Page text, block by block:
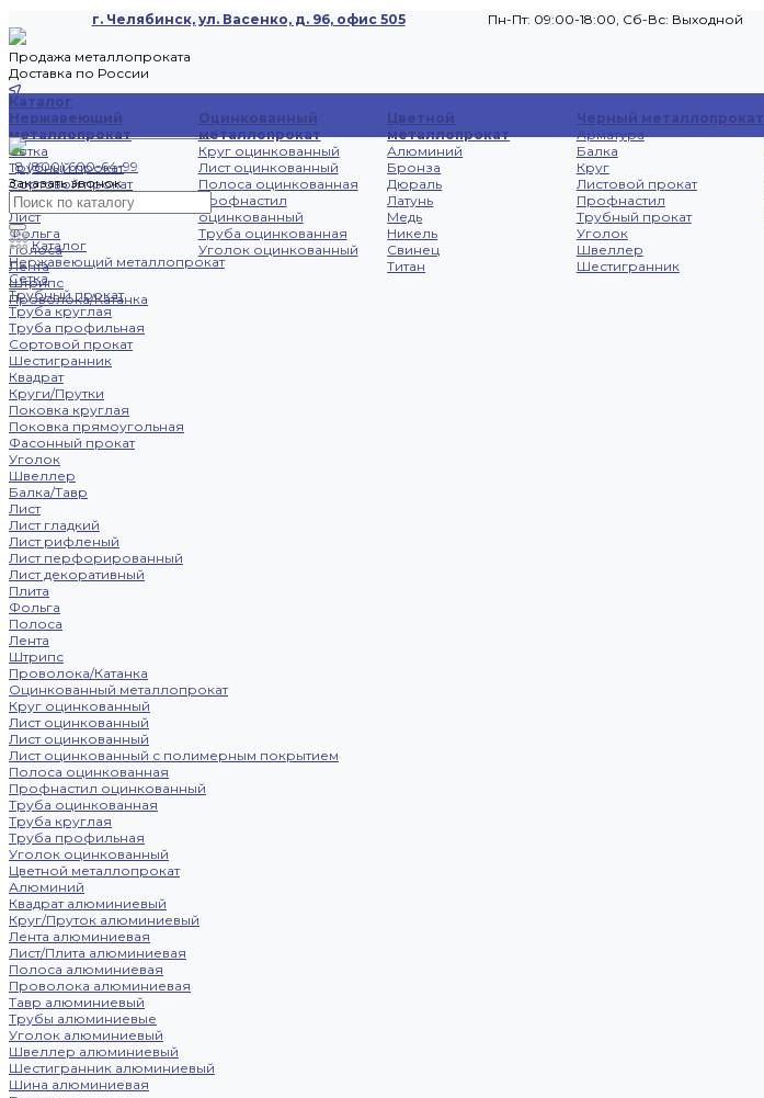
г. Челябинск, ул. Васенко, д. 96, офис 505 Пн-Пт: 09:00-18:00, Cб-Вс: Выходной
Продажа металлопроката
Доставка по России
Челябинск
Каталог
Нержавеющий
металлопрокат
Сетка
Трубный прокат
Сортовой прокат
Фасонный прокат
Лист
Фольга
Полоса
Лента
Штрипс
Проволока/Катанка
Оцинкованный
металлопрокат
Круг оцинкованный
Лист оцинкованный
Полоса оцинкованная
Профнастил
оцинкованный
Труба оцинкованная
Уголок оцинкованный
Цветной
металлопрокат
Алюминий
Бронза
Дюраль
Латунь
Медь
Никель
Свинец
Титан
Черный металлопрокат
Арматура
Балка
Круг
Листовой прокат
Профнастил
Трубный прокат
Уголок
Швеллер
Шестигранник
8 (800) 600-64-99
Заказать звонок
Каталог
Нержавеющий металлопрокат
Сетка
Трубный прокат
Труба круглая
Труба профильная
Сортовой прокат
Шестигранник
Квадрат
Круги/Прутки
Поковка круглая
Поковка прямоугольная
Фасонный прокат
Уголок
Швеллер
Балка/Тавр
Лист
Лист гладкий
Лист рифленый
Лист перфорированный
Лист декоративный
Плита
Фольга
Полоса
Лента
Штрипс
Проволока/Катанка
Оцинкованный металлопрокат
Круг оцинкованный
Лист оцинкованный
Лист оцинкованный
Лист оцинкованный с полимерным покрытием
Полоса оцинкованная
Профнастил оцинкованный
Труба оцинкованная
Труба круглая
Труба профильная
Уголок оцинкованный
Цветной металлопрокат
Алюминий
Квадрат алюминиевый
Круг/Пруток алюминиевый
Лента алюминиевая
Лист/Плита алюминиевая
Полоса алюминиевая
Проволока алюминиевая
Тавр алюминиевый
Трубы алюминиевые
Уголок алюминиевый
Швеллер алюминиевый
Шестигранник алюминиевый
Шина алюминиевая